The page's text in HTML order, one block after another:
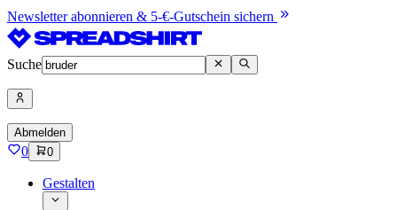
Newsletter abonnieren & 5-€-Gutschein sichern
Suche
Abmelden
0 0
Gestalten